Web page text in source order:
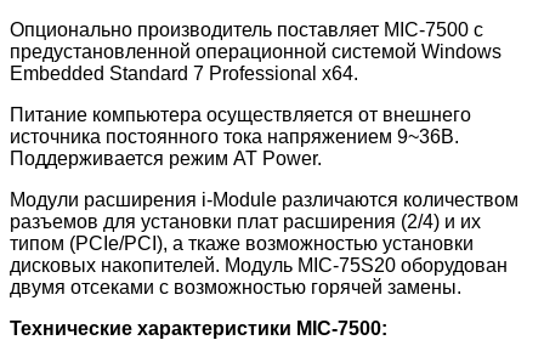
Опционально производитель поставляет MIC-7500 с
предустановленной операционной системой Windows
Embedded Standard 7 Professional x64.
Питание компьютера осуществляется от внешнего
источника постоянного тока напряжением 9~36В.
Поддерживается режим AT Power.
Модули расширения i-Module различаются количеством
разъемов для установки плат расширения (2/4) и их
типом (PCIe/PCI), а ткаже возможностью установки
дисковых накопителей. Модуль MIC-75S20 оборудован
двумя отсеками с возможностью горячей замены.
Технические характеристики MIC-7500: